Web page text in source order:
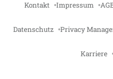
Kontakt Impressum
Datenschutz Privacy
Karriere